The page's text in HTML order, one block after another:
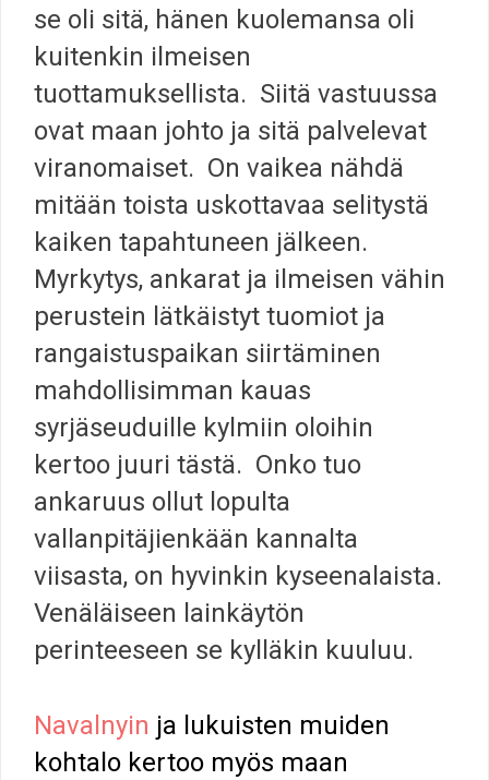
se oli sitä, hänen kuolemansa oli
kuitenkin ilmeisen
tuottamuksellista. Siitä vastuussa
ovat maan johto ja sitä palvelevat
viranomaiset. On vaikea nähdä
mitään toista uskottavaa selitystä
kaiken tapahtuneen jälkeen.
Myrkytys, ankarat ja ilmeisen vähin
perustein lätkäistyt tuomiot ja
rangaistuspaikan siirtäminen
mahdollisimman kauas
syrjäseuduille kylmiin oloihin
kertoo juuri tästä. Onko tuo
ankaruus ollut lopulta
vallanpitäjienkään kannalta
viisasta, on hyvinkin kyseenalaista.
Venäläiseen lainkäytön
perinteeseen se kylläkin kuuluu.
Navalnyin ja lukuisten muiden
kohtalo kertoo myös maan